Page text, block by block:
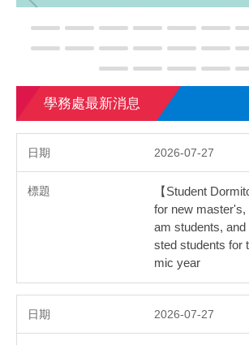
學務處最新消息
2026-07-27
【Student
for new
am students, and
sted students for
mic year
2026-07-27